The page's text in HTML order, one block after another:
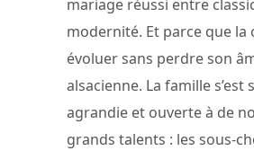
mariage réussi entre
modernité. Et parce que la
évoluer sans perdre son
alsacienne. La famille s’est
agrandie et ouverte à de
grands talents : les sous-